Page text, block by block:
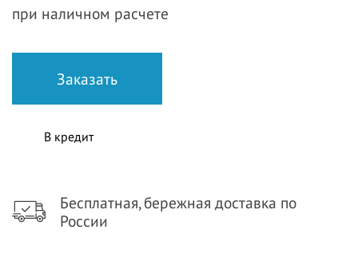
при наличном расчете
В кредит
Бесплатная, бережная доставка по
России